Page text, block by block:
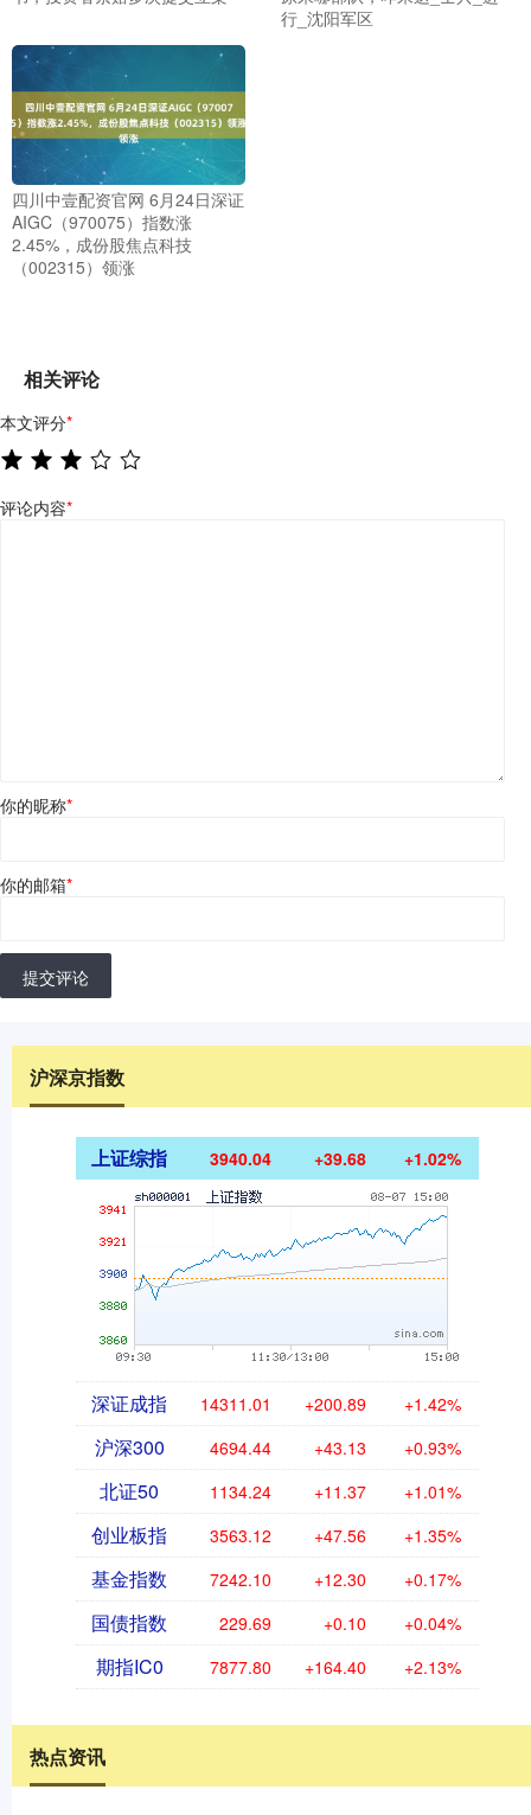
行_沈阳军区
四川中壹配资官网 6月24日深证
AIGC（970075）指数涨
2.45%，成份股焦点科技
（002315）领涨
相关评论
本文评分*
评论内容*
你的昵称*
你的邮箱*
提交评论
沪深京指数
上证综指 3940.04 +39.68 +1.02%
深证成指 14311.01 +200.89 +1.42%
沪深300 4694.44 +43.13 +0.93%
北证50 1134.24 +11.37 +1.01%
创业板指 3563.12 +47.56 +1.35%
基金指数 7242.10 +12.30 +0.17%
国债指数 229.69 +0.10 +0.04%
期指IC0 7877.80 +164.40 +2.13%
热点资讯